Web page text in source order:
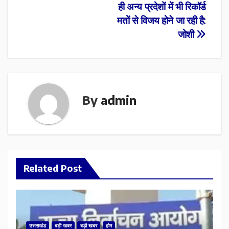
ही अन्य प्रदेशों में भी रिकॉर्ड
मतों से विजय होने जा रही है:
जोशी
By admin
Related Post
उत्तराखंड बड़ी खबर बड़ी खबर होम